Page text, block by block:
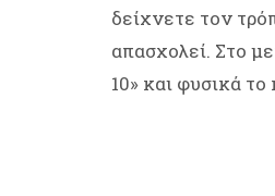
δείχνετε τον
απασχολεί. Στο
10» και φυσικά